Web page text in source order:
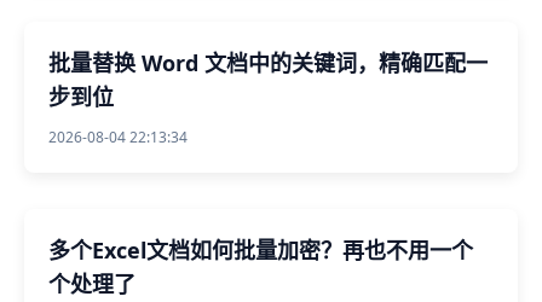
批量替换 Word 文档中的关键词，精确匹配一
步到位
2026-08-04 22:13:34
多个Excel文档如何批量加密？再也不用一个
个处理了